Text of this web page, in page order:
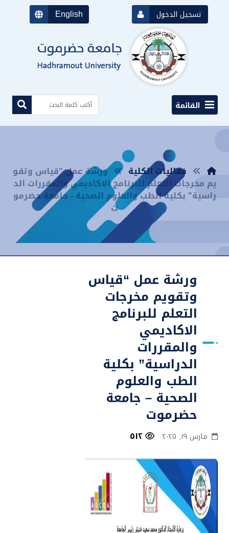
English تسجيل الدخول
القائمة
فعاليات الكلية ورشة عمل "قياس وتقو
يم مخرجات التعلم للبرنامج الاكاديمي والمقررات الد
راسية" بكلية الطب والعلوم الصحية - جامعة حضرمو
ت
ورشة عمل “قياس
وتقويم مخرجات
التعلم للبرنامج
الاكاديمي
والمقررات
الدراسية” بكلية
الطب والعلوم
الصحية – جامعة
حضرموت
مارس ١٩, ٢٠٢٥